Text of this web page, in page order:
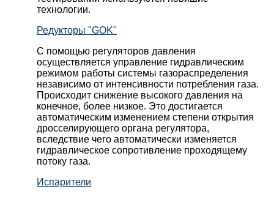
технологии.
Редукторы "GOK"
С помощью регуляторов давления
осуществляется управление гидравлическим
режимом работы системы газораспределения
независимо от интенсивности потребления газа.
Происходит снижение высокого давления на
конечное, более низкое. Это достигается
автоматическим изменением степени открытия
дросселирующего органа регулятора,
вследствие чего автоматически изменяется
гидравлическое сопротивление проходящему
потоку газа.
Испарители